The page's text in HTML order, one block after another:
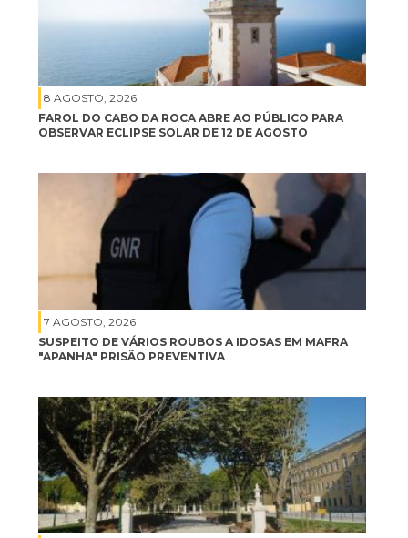
8 AGOSTO, 2026
FAROL DO CABO DA ROCA ABRE AO PÚBLICO PARA
OBSERVAR ECLIPSE SOLAR DE 12 DE AGOSTO
7 AGOSTO, 2026
SUSPEITO DE VÁRIOS ROUBOS A IDOSAS EM MAFRA
"APANHA" PRISÃO PREVENTIVA